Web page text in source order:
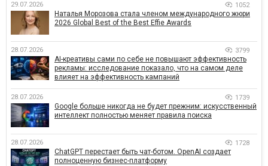
29.07.2026 1052
Наталья Морозова стала членом международного жюри
2026 Global Best of the Best Effie Awards
28.07.2026 3799
AI-креативы сами по себе не повышают эффективность
рекламы: исследование показало, что на самом деле
влияет на эффективность кампаний
28.07.2026 1739
Google больше никогда не будет прежним: искусственный
интеллект полностью меняет правила поиска
28.07.2026 1728
ChatGPT перестает быть чат-ботом. OpenAI создает
полноценную бизнес-платформу